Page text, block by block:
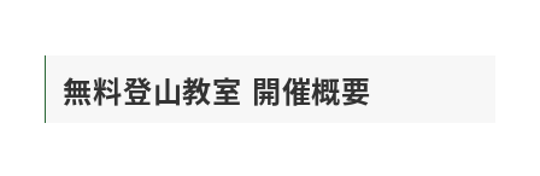
無料登山教室 開催概要